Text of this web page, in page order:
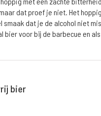
dat proef je niet. Het
smaak dat je de alcohol niet
bier voor bij de barbecue en
bier